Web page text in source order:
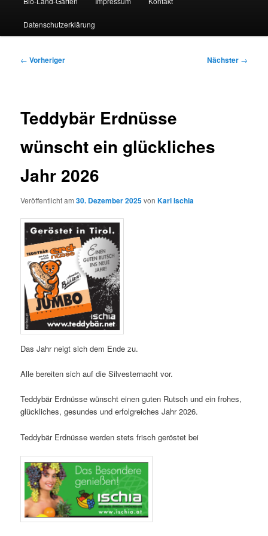
Datenschutzerklärung
Beitragsnavigation
← Vorheriger Nächster →
Teddybär Erdnüsse
wünscht ein glückliches
Jahr 2026
Veröffentlicht am30. Dezember 2025vonKarl Ischia
Das Jahr neigt sich dem Ende zu.
Alle bereiten sich auf die Silvesternacht vor.
Teddybär Erdnüsse wünscht einen guten Rutsch und ein frohes,
glückliches, gesundes und erfolgreiches Jahr 2026.
Teddybär Erdnüsse werden stets frisch geröstet bei